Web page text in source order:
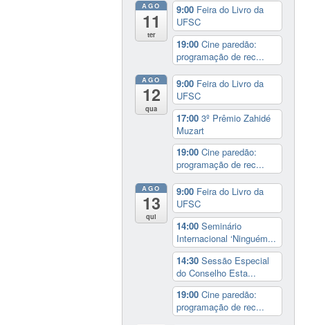
AGO
11
ter
9:00 Feira do Livro da
UFSC
19:00Cine paredão:
programação de rec...
AGO
12
qua
9:00 Feira do Livro da
UFSC
17:003º Prêmio Zahidé
Muzart
19:00Cine paredão:
programação de rec...
AGO
13
qui
9:00 Feira do Livro da
UFSC
14:00Seminário
Internacional ‘Ninguém...
14:30Sessão Especial
do Conselho Esta...
19:00Cine paredão:
programação de rec...